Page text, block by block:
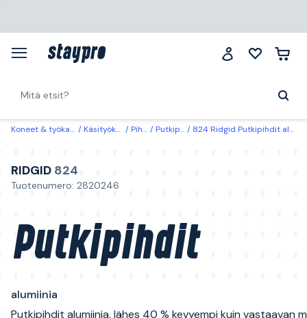
Koneet & työkalut Käsityökalut Pihdit Putkipihdit 824 Ridgid Putkipihdit alumiinia 80 mm
RIDGID 824
Tuotenumero: 2820246
Putkipihdit
alumiinia
Putkipihdit alumiinia, lähes 40 % kevyempi kuin vastaavan